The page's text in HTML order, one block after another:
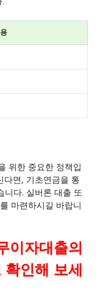
위한 중요한 정책입
다면, 기초연금을 통
니다. 실버론 대출 또
마련하시길 바랍니
이자대출의
확인해 보세